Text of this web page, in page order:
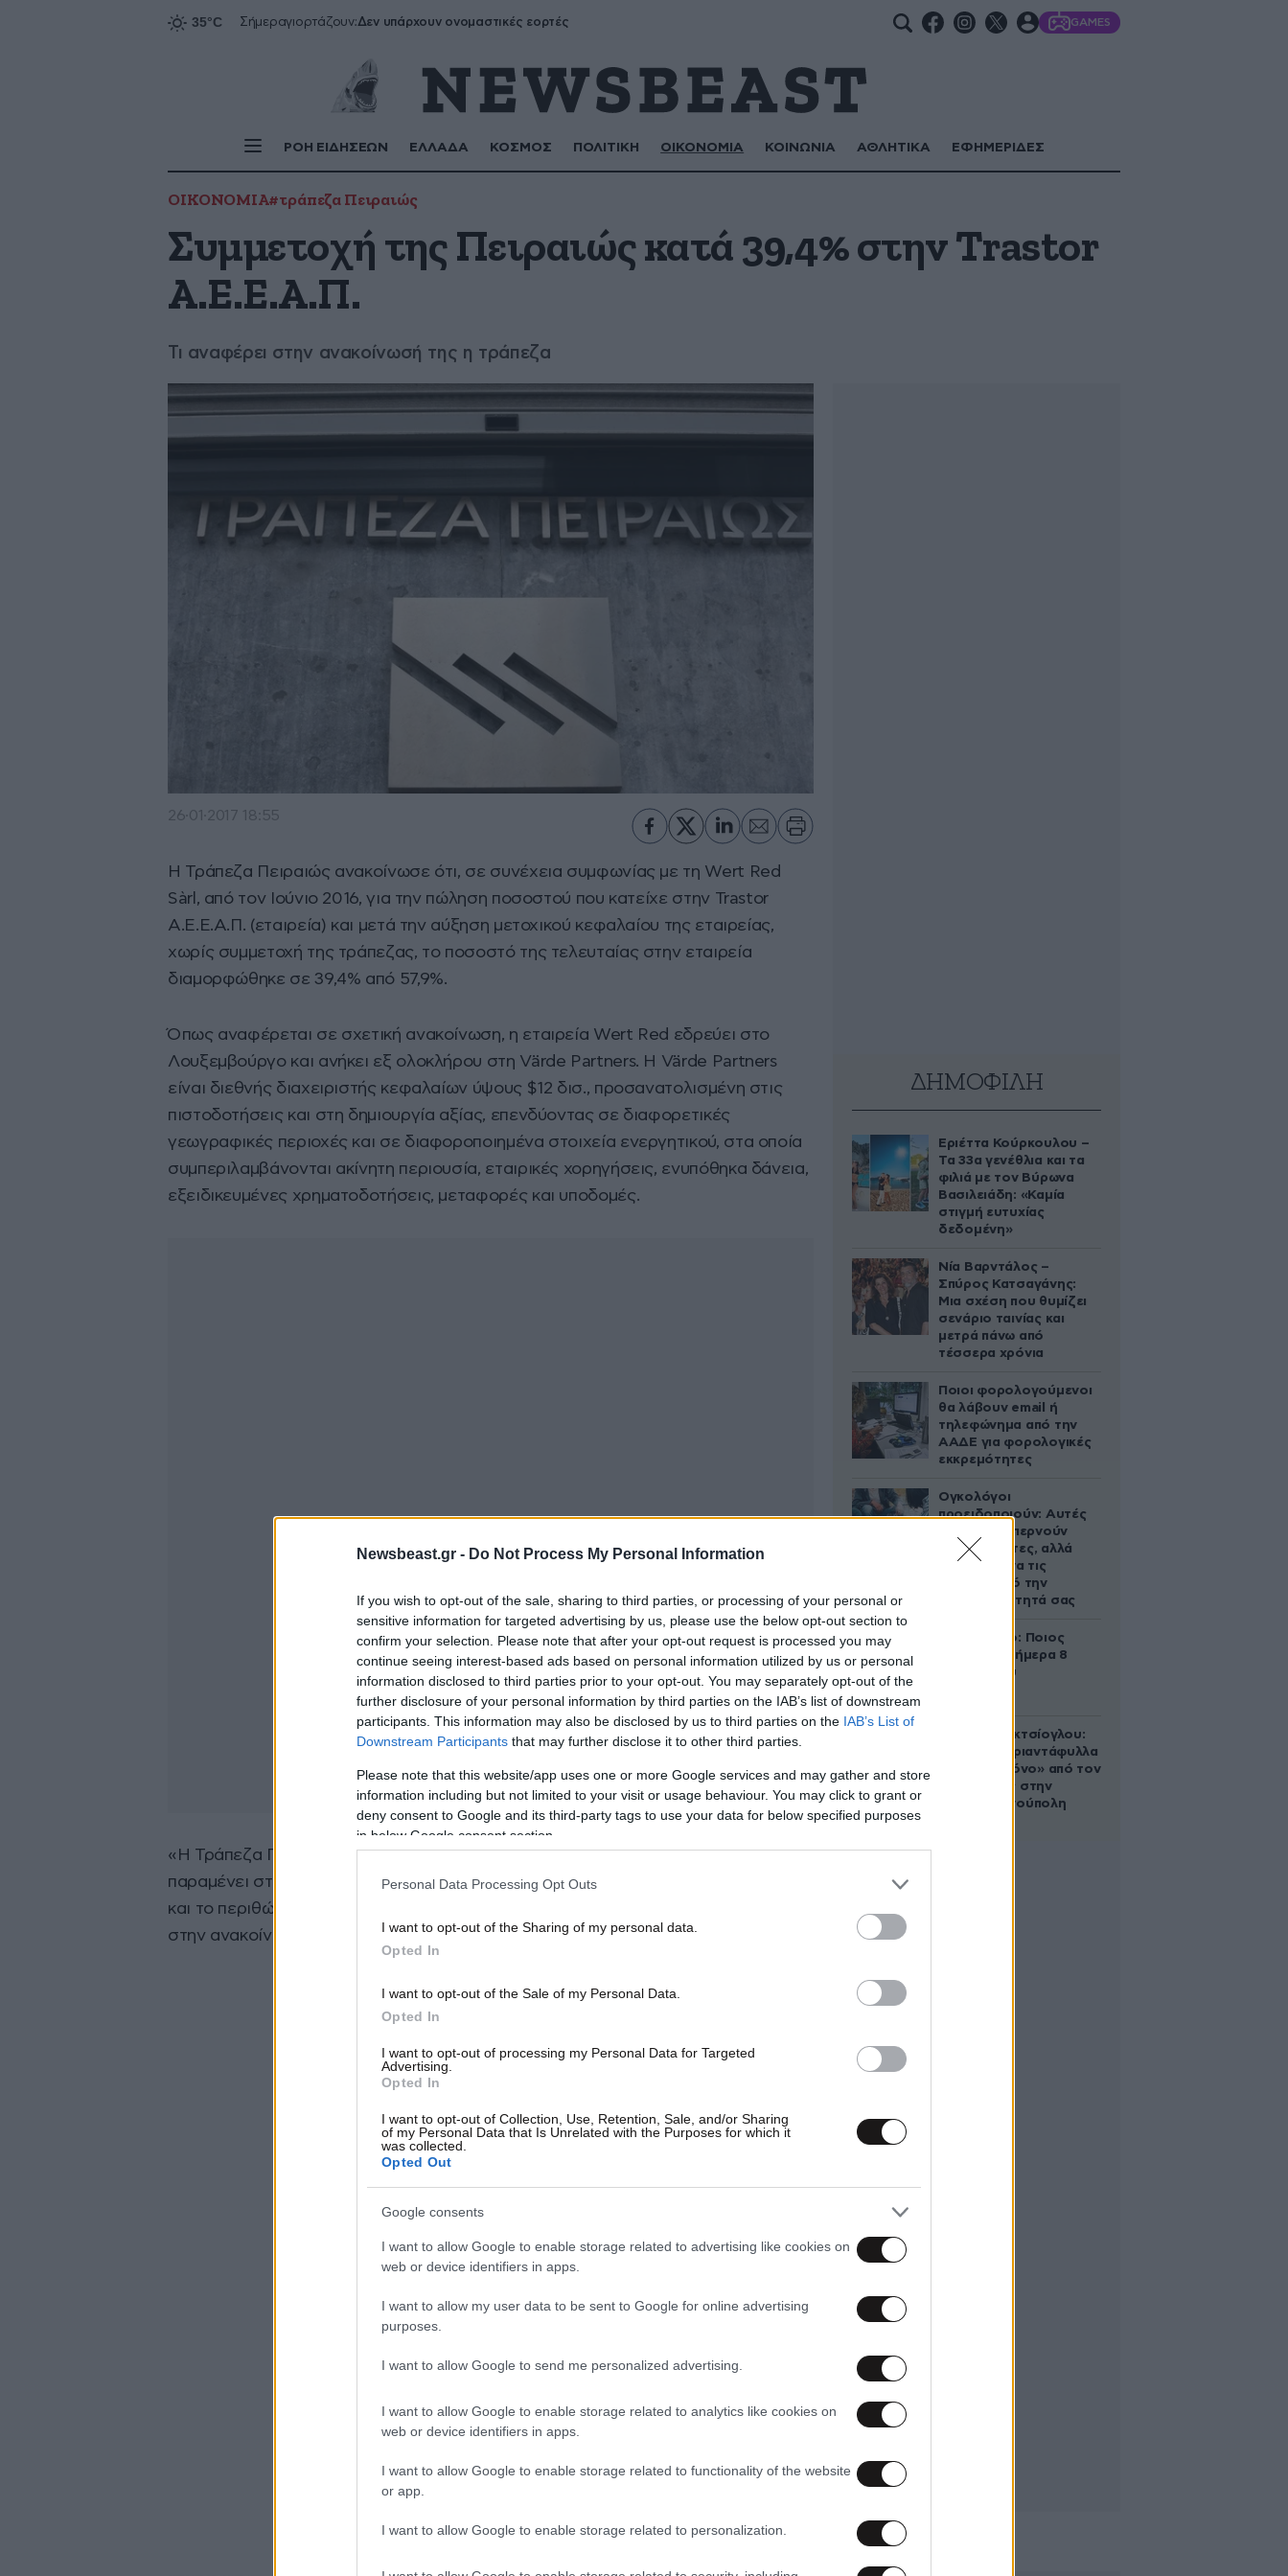
Newsbeast.gr - Do Not Process My Personal Information
If you wish to opt-out of the sale, sharing to third parties, or processing of your personal or
sensitive information for targeted advertising by us, please use the below opt-out section to
confirm your selection. Please note that after your opt-out request is processed you may
continue seeing interest-based ads based on personal information utilized by us or personal
information disclosed to third parties prior to your opt-out. You may separately opt-out of the
further disclosure of your personal information by third parties on the IAB’s list of downstream
participants. This information may also be disclosed by us to third parties on the IAB’s List of
Downstream Participants that may further disclose it to other third parties.
Please note that this website/app uses one or more Google services and may gather and store
information including but not limited to your visit or usage behaviour. You may click to grant or
deny consent to Google and its third-party tags to use your data for below specified purposes
in below Google consent section.
Personal Data Processing Opt Outs
I want to opt-out of the Sharing of my personal data.
Opted In
I want to opt-out of the Sale of my Personal Data.
Opted In
I want to opt-out of processing my Personal Data for Targeted
Advertising.
Opted In
I want to opt-out of Collection, Use, Retention, Sale, and/or Sharing
of my Personal Data that Is Unrelated with the Purposes for which it
was collected.
Opted Out
Google consents
I want to allow Google to enable storage related to advertising like cookies on
web or device identifiers in apps.
I want to allow my user data to be sent to Google for online advertising
purposes.
I want to allow Google to send me personalized advertising.
I want to allow Google to enable storage related to analytics like cookies on
web or device identifiers in apps.
I want to allow Google to enable storage related to functionality of the website
or app.
I want to allow Google to enable storage related to personalization.
Σήμεραγιορτάζουν:Δεν υπάρχουν ονομαστικές εορτές GAMES
ΡΟΗ ΕΙΔΗΣΕΩΝ ΕΛΛΑΔΑ ΚΟΣΜΟΣ ΠΟΛΙΤΙΚΗ ΟΙΚΟΝΟΜΙΑ ΚΟΙΝΩΝΙΑ ΑΘΛΗΤΙΚΑ ΕΦΗΜΕΡΙΔΕΣ
ΟΙΚΟΝΟΜΙΑ#τράπεζα Πειραιώς
Συμμετοχή της Πειραιώς κατά 39,4% στην Trastor
Α.Ε.Ε.Α.Π.
Τι αναφέρει στην ανακοίνωσή της η τράπεζα
26·01·2017 18:55
H Τράπεζα Πειραιώς ανακοίνωσε ότι, σε συνέχεια συμφωνίας με τη Wert Red
Sàrl, από τον Ιούνιο 2016, για την πώληση ποσοστού που κατείχε στην Trastor
Α.Ε.Ε.Α.Π. (εταιρεία) και μετά την αύξηση μετοχικού κεφαλαίου της εταιρείας,
χωρίς συμμετοχή της τράπεζας, το ποσοστό της τελευταίας στην εταιρεία
διαμορφώθηκε σε 39,4% από 57,9%.
Όπως αναφέρεται σε σχετική ανακοίνωση, η εταιρεία Wert Red εδρεύει στο
Λουξεμβούργο και ανήκει εξ ολοκλήρου στη Värde Partners. Η Värde Partners
είναι διεθνής διαχειριστής κεφαλαίων ύψους $12 δισ., προσανατολισμένη στις
πιστοδοτήσεις και στη δημιουργία αξίας, επενδύοντας σε διαφορετικές
γεωγραφικές περιοχές και σε διαφοροποιημένα στοιχεία ενεργητικού, στα οποία
συμπεριλαμβάνονται ακίνητη περιουσία, εταιρικές χορηγήσεις, ενυπόθηκα δάνεια,
εξειδικευμένες χρηματοδοτήσεις, μεταφορές και υποδομές.
«Η Τράπεζα Πειραιώς εύχεται κάθε επιτυχία στη διοίκηση της Wert Red και
παραμένει σταθερή στην πεποίθησή της για τις προοπτικές της Trastor A.E.E.A.Π.
και το περιθώριο ανάπτυξης της ελληνικής αγοράς real estate» επισημαίνεται
στην ανακοίνωση της τράπεζας.
ΔΗΜΟΦΙΛΗ
Εριέττα Κούρκουλου –
Τα 33α γενέθλια και τα
φιλιά με τον Βύρωνα
Βασιλειάδη: «Καμία
στιγμή ευτυχίας
δεδομένη»
Νία Βαρντάλος –
Σπύρος Κατσαγάνης:
Μια σχέση που θυμίζει
σενάριο ταινίας και
μετρά πάνω από
τέσσερα χρόνια
Ποιοι φορολογούμενοι
θα λάβουν email ή
τηλεφώνημα από την
ΑΑΔΕ για φορολογικές
εκκρεμότητες
Ογκολόγοι
προειδοποιούν: Αυτές
οι τροφές, περνούν
απαρατήρητες, αλλά
καλό είναι να τις
βγάλετε από την
καθημερινότητά σας
Εορτολόγιο: Ποιος
γιορτάζει σήμερα 8
Αυγούστου
Μαρία Εκμεκτσίογλου:
«17 λευκά τριαντάφυλλα
για έναν χρόνο» από τον
σύζυγό της στην
Κωνσταντινούπολη